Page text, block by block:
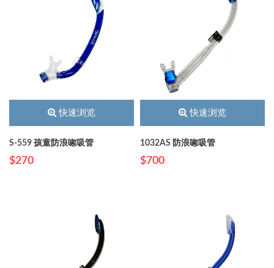
快速浏览
S-559 孩童防浪唿吸管
$270
快速浏览
1032AS 防浪唿吸管
$700